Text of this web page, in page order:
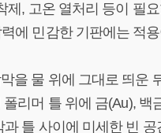
, 고온 열처리 등이 필
에 민감한 기판에는 적
을 물 위에 그대로 띄운
리머 틀 위에 금(Au), 백
틀 사이에 미세한 빈 공